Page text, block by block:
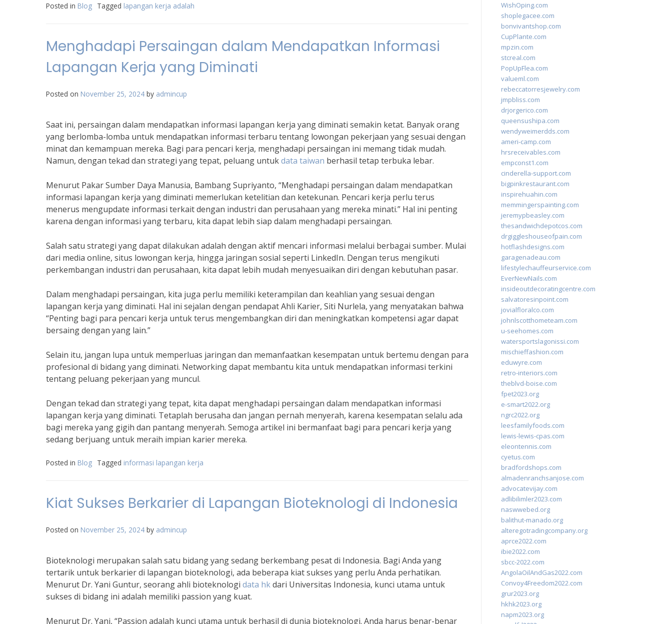
Posted in Blog Tagged lapangan kerja adalah
Menghadapi Persaingan dalam Mendapatkan Informasi
Lapangan Kerja yang Diminati
Posted on November 25, 2024 by admincup
Saat ini, persaingan dalam mendapatkan informasi lapangan kerja yang diminati semakin ketat. Banyak orang
yang berlomba-lomba untuk mendapatkan informasi terbaru tentang lowongan pekerjaan yang sesuai dengan
minat dan kemampuan mereka. Bagi para pencari kerja, menghadapi persaingan ini memang tidak mudah.
Namun, dengan tekad dan strategi yang tepat, peluang untukdata taiwan berhasil tetap terbuka lebar.
Menurut Pakar Sumber Daya Manusia, Bambang Supriyanto, “Menghadapi persaingan dalam mendapatkan
informasi lapangan kerja yang diminati memerlukan ketelitian dan ketekunan. Pencari kerja perlu terus
menerus mengupdate informasi terkait dengan industri dan perusahaan yang mereka minati.” Hal ini penting
karena dengan informasi yang terbaru, kita dapat lebih siap dalam menghadapi persaingan.
Salah satu strategi yang dapat dilakukan adalah dengan aktif mencari informasi melalui berbagai sumber. Mulai
dari media online, situs lowongan kerja, hingga jaringan sosial seperti LinkedIn. Dengan terus mengikuti
perkembangan industri dan perusahaan, kita dapat lebih mudah menyesuaikan diri dengan kebutuhan pasar.
Dalam menghadapi persaingan, kita juga perlu memiliki keterampilan dan keahlian yang sesuai dengan
lapangan kerja yang diminati. Hal ini sejalan dengan pendapat Ahli Karier, Siti Nurlela, yang menyatakan bahwa
“Penting bagi para pencari kerja untuk terus mengembangkan diri dan meningkatkan kompetensi agar dapat
bersaing dengan yang lain.”
Selain itu, jangan lupa untuk memperluas jaringan dan memanfaatkan kesempatan untuk bertemu dengan para
profesional di bidang yang diminati. Networking dapat membantu kita untuk mendapatkan informasi terkini
tentang peluang pekerjaan yang muncul.
Dengan tekad dan strategi yang tepat, kita dapat menghadapi persaingan dalam mendapatkan informasi
lapangan kerja yang diminati. Tetaplah berusaha dan jangan pernah menyerah, karena kesempatan selalu ada
bagi mereka yang gigih dan pantang menyerah. Semoga artikel ini bermanfaat bagi para pencari kerja yang
sedang berjuang untuk meraih impian karier mereka.
Posted in Blog Tagged informasi lapangan kerja
Kiat Sukses Berkarier di Lapangan Bioteknologi di Indonesia
Posted on November 25, 2024 by admincup
Bioteknologi merupakan salah satu bidang yang sedang berkembang pesat di Indonesia. Bagi Anda yang
tertarik untuk berkarier di lapangan bioteknologi, ada beberapa kiat sukses yang perlu Anda perhatikan.
Menurut Dr. Yani Guntur, seorang ahli bioteknologi data hkdari Universitas Indonesia, kunci utama untuk
sukses di bidang ini adalah memiliki passion yang kuat.
Menurut Dr. Yani, “Passion adalah kunci utama untuk berhasil di dunia bioteknologi. Anda harus benar-benar
WishOping.com
shoplegacee.com
bonvivantshop.com
CupPlante.com
mpzin.com
stcreal.com
PopUpFlea.com
valueml.com
rebeccatorresjewelry.com
jmpbliss.com
drjorgerico.com
queensushipa.com
wendyweimerdds.com
ameri-camp.com
hrsreceivables.com
empconst1.com
cinderella-support.com
bigpinkrestaurant.com
inspirehuahin.com
memmingerspainting.com
jeremypbeasley.com
thesandwichdepotcos.com
drgiggleshouseofpain.com
hotflashdesigns.com
garagenadeau.com
lifestylechauffeurservice.com
EverNewNails.com
insideoutdecoratingcentre.com
salvatoresinpoint.com
jovialfloralco.com
johnlscotthometeam.com
u-seehomes.com
watersportslagonissi.com
mischieffashion.com
eduwyre.com
retro-interiors.com
theblvd-boise.com
fpet2023.org
e-smart2022.org
ngrc2022.org
leesfamilyfoods.com
lewis-lewis-cpas.com
eleontennis.com
cyetus.com
bradfordshops.com
almadenranchsanjose.com
advocatevijay.com
adlibilimler2023.com
naswwebed.org
balithut-manado.org
alteregotradingcompany.org
aprce2022.com
ibie2022.com
sbcc-2022.com
AngolaOilAndGas2022.com
Convoy4Freedom2022.com
grur2023.org
hkhk2023.org
napm2023.org